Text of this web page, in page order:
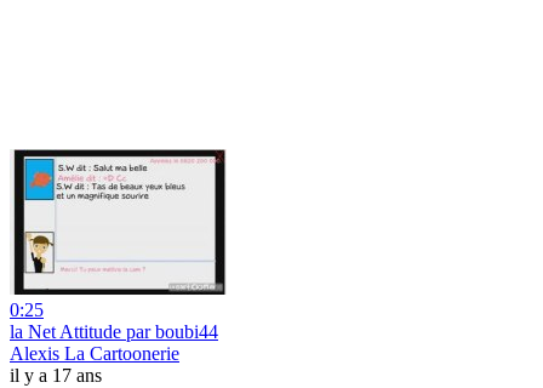
0:25
la Net Attitude par boubi44
Alexis La Cartoonerie
il y a 17 ans